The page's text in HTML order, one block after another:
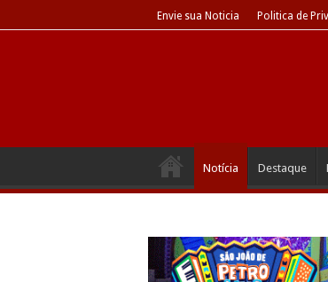
Envie sua Noticia Politica de
Notícia Destaque